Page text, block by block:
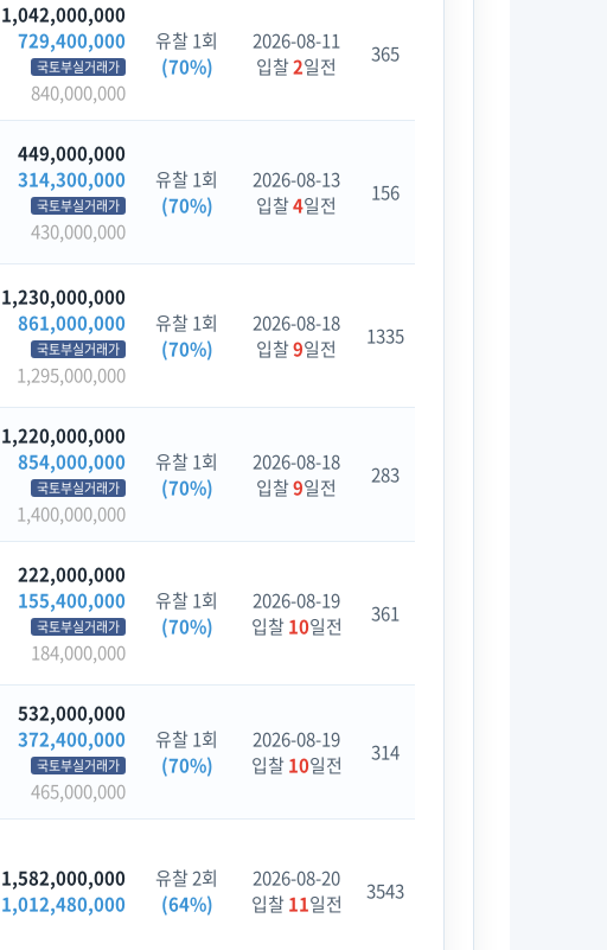
1,042,000,000
729,400,000
국토부실거래가
840,000,000
유찰 1회
(70%)
2026-08-11
입찰2일전 365
449,000,000
314,300,000
국토부실거래가
430,000,000
유찰 1회
(70%)
2026-08-13
입찰4일전 156
1,230,000,000
861,000,000
국토부실거래가
1,295,000,000
유찰 1회
(70%)
2026-08-18
입찰9일전 1335
1,220,000,000
854,000,000
국토부실거래가
1,400,000,000
유찰 1회
(70%)
2026-08-18
입찰9일전 283
222,000,000
155,400,000
국토부실거래가
184,000,000
유찰 1회
(70%)
2026-08-19
입찰10일전 361
532,000,000
372,400,000
국토부실거래가
465,000,000
유찰 1회
(70%)
2026-08-19
입찰10일전 314
1,582,000,000
1,012,480,000
유찰 2회
(64%)
2026-08-20
입찰11일전 3543